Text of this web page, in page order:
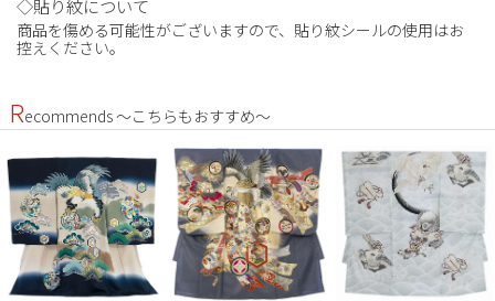
◇貼り紋について
商品を傷める可能性がございますので、貼り紋シールの使用はお
控えください。
Recommends ～こちらもおすすめ～